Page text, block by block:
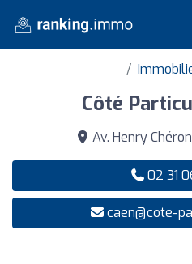
Côté
Av. Henry
02 31
caen@cote-